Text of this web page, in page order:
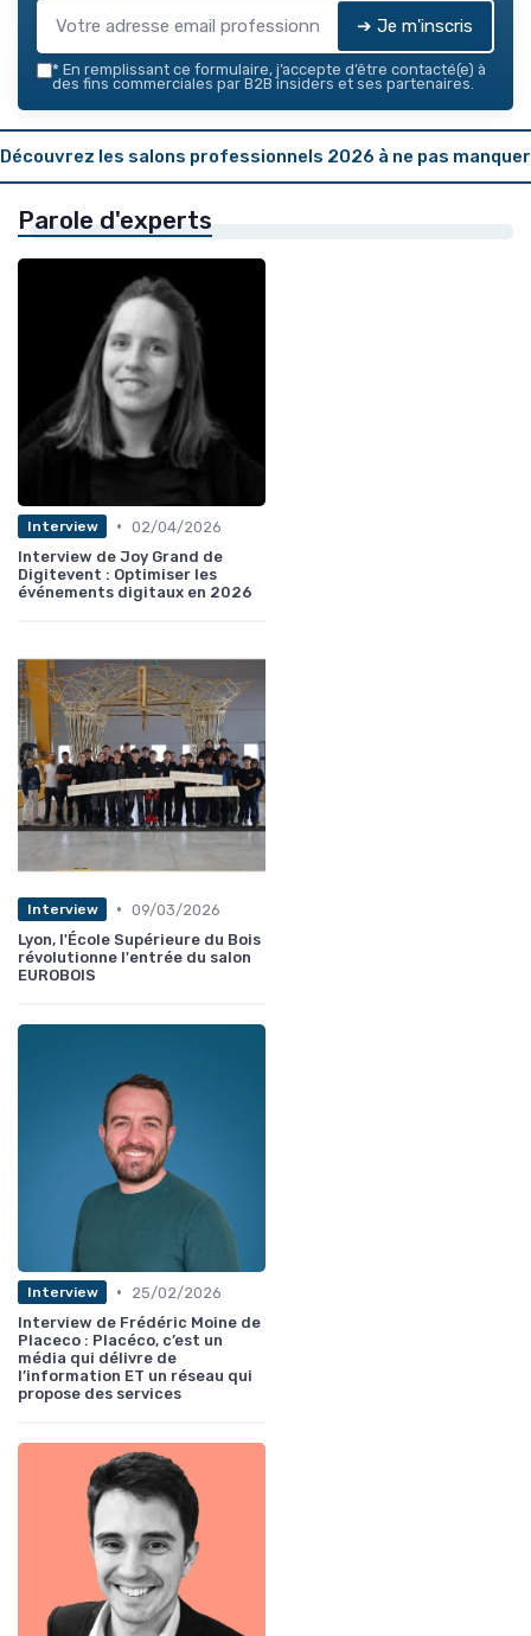
➔ Je m'inscris
* En remplissant ce formulaire, j’accepte d’être contacté(e) à
des fins commerciales par B2B insiders et ses partenaires.
Découvrez les salons professionnels 2026 à ne pas manquer
Parole d'experts
Interview • 02/04/2026
Interview de Joy Grand de
Digitevent : Optimiser les
événements digitaux en 2026
Interview • 09/03/2026
Lyon, l'École Supérieure du Bois
révolutionne l'entrée du salon
EUROBOIS
Interview •
25/02/2026
Interview de Frédéric Moine de
Placeco : Placéco, c’est un
média qui délivre de
l’information ET un réseau qui
propose des services